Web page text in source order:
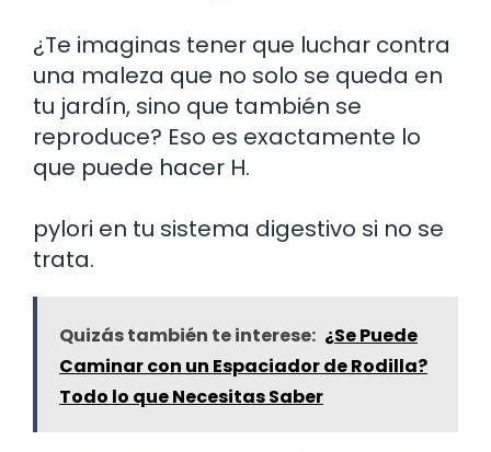
¿Te imaginas tener que luchar contra
una maleza que no solo se queda en
tu jardín, sino que también se
reproduce? Eso es exactamente lo
que puede hacer H.
pylori en tu sistema digestivo si no se
trata.
Quizás también te interese: ¿Se Puede
Caminar con un Espaciador de Rodilla?
Todo lo que Necesitas Saber